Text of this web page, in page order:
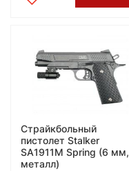
Страйкбольный
пистолет Stalker
SA1911M Spring (6 мм,
металл)